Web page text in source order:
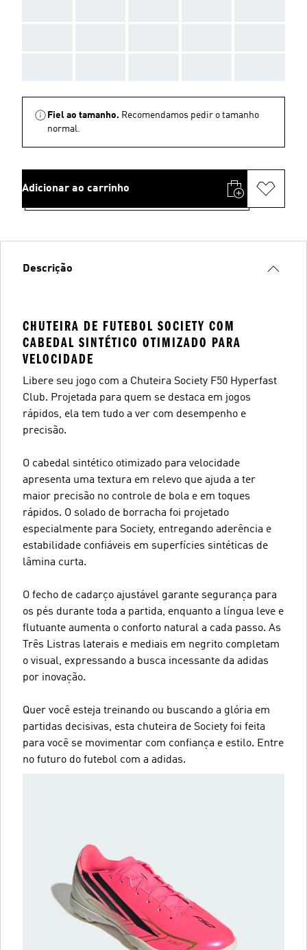
Fiel ao tamanho. Recomendamos pedir o tamanho
normal.
Adicionar ao carrinho
Descrição
CHUTEIRA DE FUTEBOL SOCIETY COM
CABEDAL SINTÉTICO OTIMIZADO PARA
VELOCIDADE
Libere seu jogo com a Chuteira Society F50 Hyperfast
Club. Projetada para quem se destaca em jogos
rápidos, ela tem tudo a ver com desempenho e
precisão.
O cabedal sintético otimizado para velocidade
apresenta uma textura em relevo que ajuda a ter
maior precisão no controle de bola e em toques
rápidos. O solado de borracha foi projetado
especialmente para Society, entregando aderência e
estabilidade confiáveis em superfícies sintéticas de
lâmina curta.
O fecho de cadarço ajustável garante segurança para
os pés durante toda a partida, enquanto a língua leve e
flutuante aumenta o conforto natural a cada passo. As
Três Listras laterais e mediais em negrito completam
o visual, expressando a busca incessante da adidas
por inovação.
Quer você esteja treinando ou buscando a glória em
partidas decisivas, esta chuteira de Society foi feita
para você se movimentar com confiança e estilo. Entre
no futuro do futebol com a adidas.